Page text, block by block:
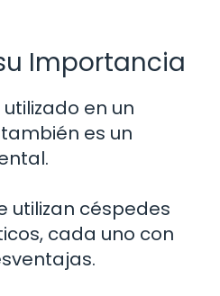
Importancia
en un
es un
utilizan céspedes
cada uno con